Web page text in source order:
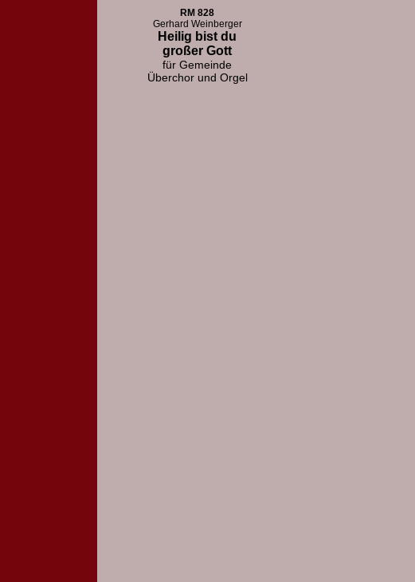
RM 828
Gerhard Weinberger
Heilig bist du
großer Gott
für Gemeinde
Überchor und Orgel